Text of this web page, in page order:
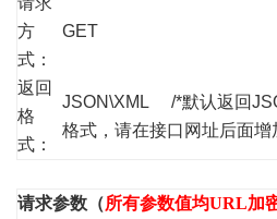
方
式：
GET
返回
格
式：
JSON\XML /*默认返回
格式，请在接口网址后面增
请求参数（所有参数值均URL加